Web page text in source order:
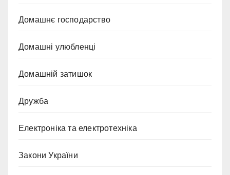
Домашнє господарство
Домашні улюбленці
Домашній затишок
Дружба
Електроніка та електротехніка
Закони України